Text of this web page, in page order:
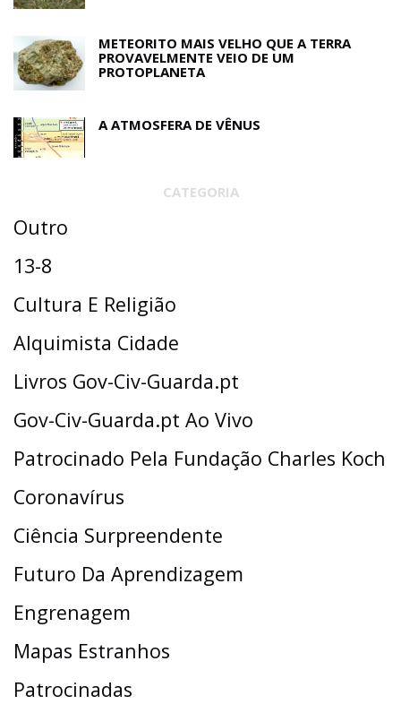
METEORITO MAIS VELHO QUE A TERRA
PROVAVELMENTE VEIO DE UM
PROTOPLANETA
A ATMOSFERA DE VÊNUS
CATEGORIA
Outro
13-8
Cultura E Religião
Alquimista Cidade
Livros Gov-Civ-Guarda.pt
Gov-Civ-Guarda.pt Ao Vivo
Patrocinado Pela Fundação Charles Koch
Coronavírus
Ciência Surpreendente
Futuro Da Aprendizagem
Engrenagem
Mapas Estranhos
Patrocinadas